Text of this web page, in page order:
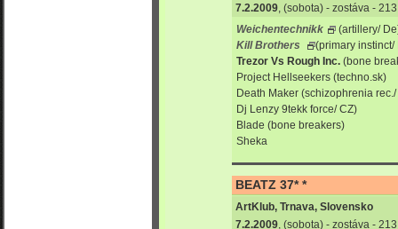
7.2.2009 , (sobota) - zostáva -
Weichentechnikk
(artillery/
Kill Brothers
(primary instinct/
Trezor Vs Rough Inc. (bone
Project Hellseekers (techno.sk)
Death Maker (schizophrenia
Dj Lenzy 9tekk force/ CZ)
Blade (bone breakers)
Sheka
BEATZ 37* *
ArtKlub, Trnava, Slovensko
7.2.2009 , (sobota) - zostáva -